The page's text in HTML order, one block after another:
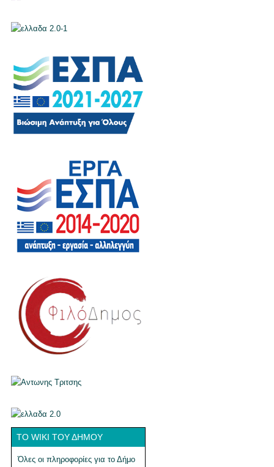
ΤΟ WIKI ΤΟΥ ΔΉΜΟΥ
Όλες οι πληροφορίες για το Δήμο